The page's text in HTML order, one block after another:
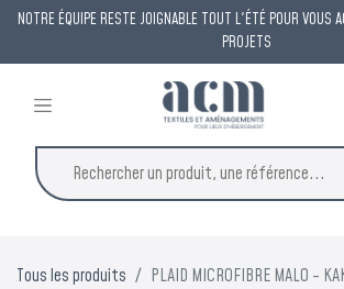
NOTRE ÉQUIPE RESTE JOIGNABLE TOUT L'ÉTÉ POUR VOUS
PROJETS
Tous les produits PLAID MICROFIBRE MALO -